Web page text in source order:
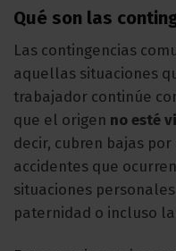
Qué son las
Las contingencias
aquellas situaciones
trabajador continúe
que el origen no esté
decir, cubren bajas
accidentes que
situaciones
paternidad o incluso